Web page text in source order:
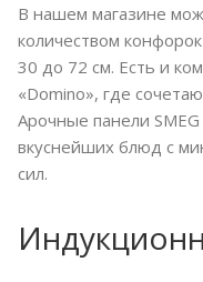
В нашем магазине
количеством
30 до 72 см. Есть и
«Domino», где
Арочные панели
вкуснейших блюд с
сил.